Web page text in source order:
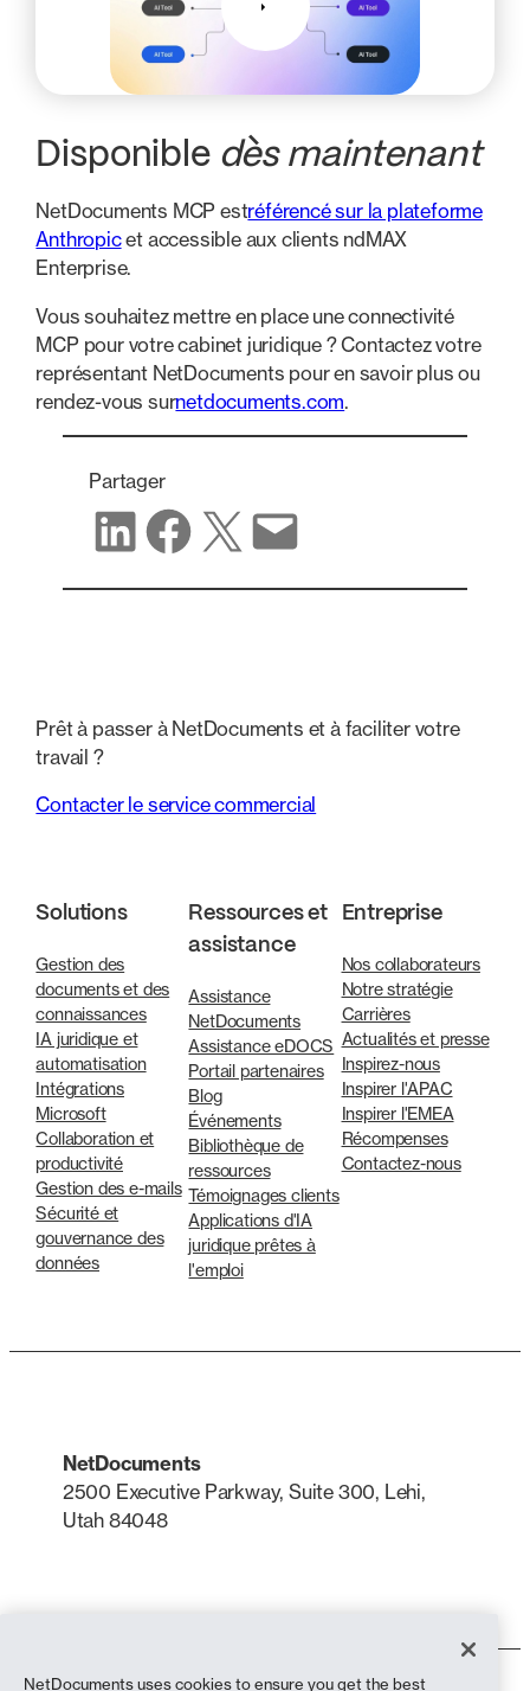
Disponible dès maintenant
NetDocuments MCP estréférencé sur la plateforme
Anthropicet accessible aux clients ndMAX
Enterprise.
Vous souhaitez mettre en place une connectivité
MCP pour votre cabinet juridique ? Contactez votre
représentant NetDocuments pour en savoir plus ou
rendez-vous surnetdocuments.com.
Partager
Partager sur LinkedIn
Partager sur Facebook
Partager sur X Partager par e-mail
Prêt à passer à NetDocuments et à faciliter votre
travail ?
Contacter le service commercial
Solutions
Gestion des
documents et des
connaissances
IA juridique et
automatisation
Intégrations
Microsoft
Collaboration et
productivité
Gestion des e-mails
Sécurité et
gouvernance des
données
Ressources et
assistance
Assistance
NetDocuments
Assistance eDOCS
Portail partenaires
Blog
Événements
Bibliothèque de
ressources
Témoignages clients
Applications d'IA
juridique prêtes à
l'emploi
Entreprise
Nos collaborateurs
Notre stratégie
Carrières
Actualités et presse
Inspirez-nous
Inspirer l'APAC
Inspirer l'EMEA
Récompenses
Contactez-nous
NetDocuments
2500 Executive Parkway, Suite 300, Lehi,
Utah 84048
NetDocuments uses cookies to ensure you get the best